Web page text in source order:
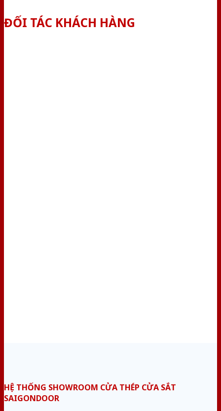
ĐỐI TÁC KHÁCH HÀNG
HỆ THỐNG SHOWROOM CỬA THÉP CỬA SẮT
SAIGONDOOR